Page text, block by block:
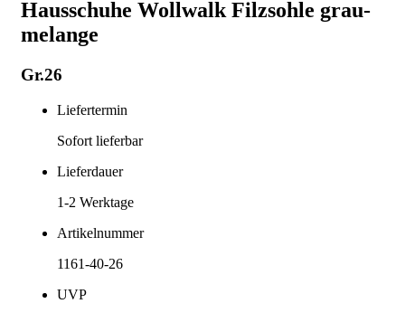
Hausschuhe Wollwalk Filzsohle grau-
melange
Gr.26
Liefertermin
Sofort lieferbar
Lieferdauer
1-2 Werktage
Artikelnummer
1161-40-26
UVP